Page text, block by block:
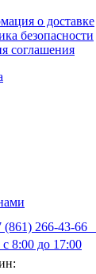
о доставке
безопасности
соглашения
(861) 266-43-66
8:00 до 17:00